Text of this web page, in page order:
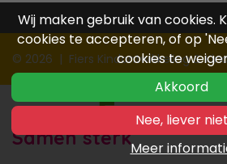
Wij maken gebruik van cookies.
cookies te accepteren, of op
cookies te
Akkoord
Nee, liever niet
Meer
© 2026 | Fiers Kindontwikkeling &
Samen sterk